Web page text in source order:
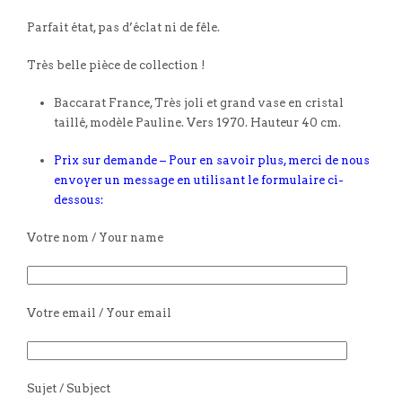
Parfait état, pas d’éclat ni de fêle.
Très belle pièce de collection !
Baccarat France, Très joli et grand vase en cristal
taillé, modèle Pauline. Vers 1970. Hauteur 40 cm.
Prix sur demande – Pour en savoir plus, merci de nous
envoyer un message en utilisant le formulaire ci-
dessous:
Votre nom / Your name
Votre email / Your email
Sujet / Subject